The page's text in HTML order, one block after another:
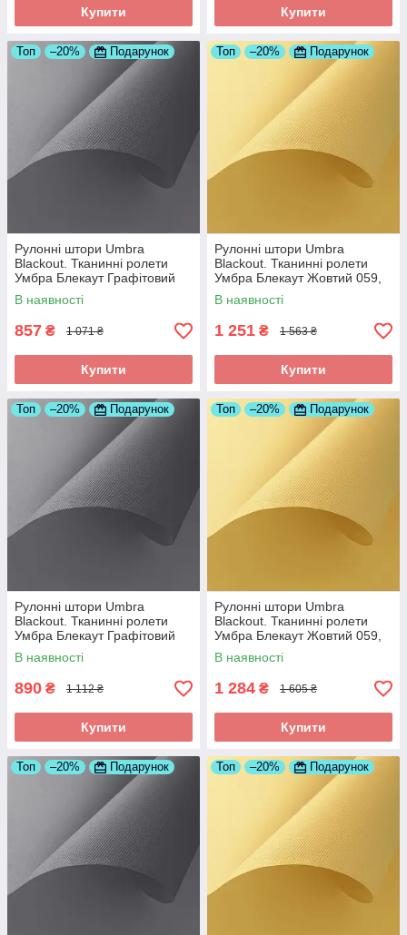
Купити Купити
Топ –20% Подарунок
Рулонні штори Umbra
Blackout. Тканинні ролети
Умбра Блекаут Графітовий
061, 475
В наявності
857 ₴ 1 071 ₴
Купити
Топ –20% Подарунок
Рулонні штори Umbra
Blackout. Тканинні ролети
Умбра Блекаут Жовтий 059,
775
В наявності
1 251 ₴ 1 563 ₴
Купити
Топ –20% Подарунок
Рулонні штори Umbra
Blackout. Тканинні ролети
Умбра Блекаут Графітовий
061, 500
В наявності
890 ₴ 1 112 ₴
Купити
Топ –20% Подарунок
Рулонні штори Umbra
Blackout. Тканинні ролети
Умбра Блекаут Жовтий 059,
800
В наявності
1 284 ₴ 1 605 ₴
Купити
Топ –20% Подарунок Топ –20% Подарунок